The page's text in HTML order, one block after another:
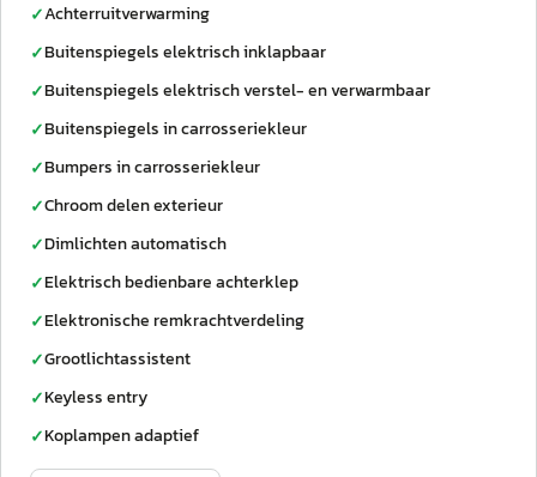
✓Achterruitverwarming
✓Buitenspiegels elektrisch inklapbaar
✓Buitenspiegels elektrisch verstel- en verwarmbaar
✓Buitenspiegels in carrosseriekleur
✓Bumpers in carrosseriekleur
✓Chroom delen exterieur
✓Dimlichten automatisch
✓Elektrisch bedienbare achterklep
✓Elektronische remkrachtverdeling
✓Grootlichtassistent
✓Keyless entry
✓Koplampen adaptief